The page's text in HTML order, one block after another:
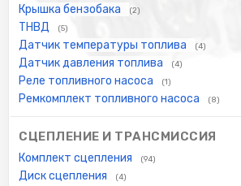
Крышка бензобака (2)
ТНВД (5)
Датчик температуры топлива (4)
Датчик давления топлива (4)
Реле топливного насоса (1)
Ремкомплект топливного насоса (8)
СЦЕПЛЕНИЕ И ТРАНСМИССИЯ
Комплект сцепления (94)
Диск сцепления (4)